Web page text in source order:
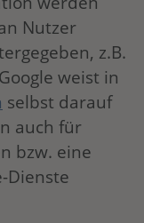
Nutzer
z.B.
weist in
selbst darauf
auch für
bzw. eine
Dienste